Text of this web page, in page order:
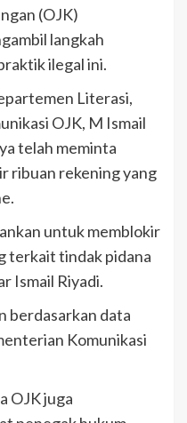
(OJK)
langkah
ilegal ini.
Literasi,
OJK, M Ismail
telah meminta
ribuan rekening yang
untuk memblokir
terkait tindak pidana
Ismail Riyadi.
berdasarkan data
Komunikasi
OJK juga